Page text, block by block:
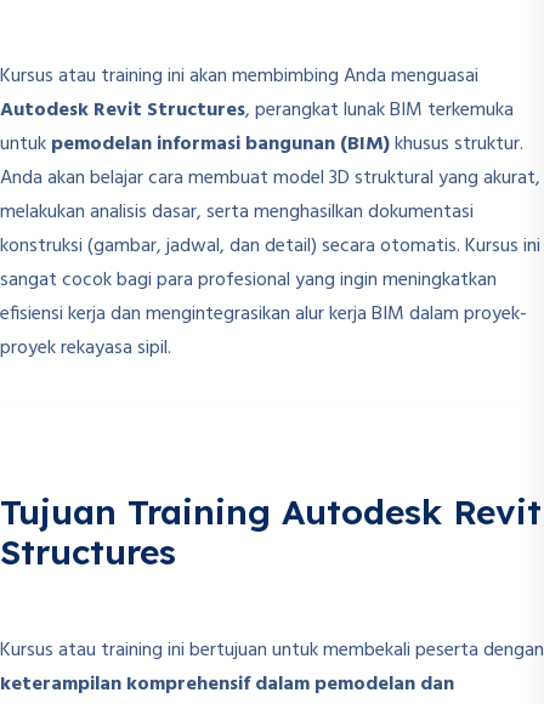
Kursus atau training ini akan membimbing Anda menguasai
Autodesk Revit Structures, perangkat lunak BIM terkemuka
untukpemodelan informasi bangunan (BIM)khusus struktur.
Anda akan belajar cara membuat model 3D struktural yang akurat,
melakukan analisis dasar, serta menghasilkan dokumentasi
konstruksi (gambar, jadwal, dan detail) secara otomatis. Kursus ini
sangat cocok bagi para profesional yang ingin meningkatkan
efisiensi kerja dan mengintegrasikan alur kerja BIM dalam proyek-
proyek rekayasa sipil.
Tujuan Training Autodesk Revit
Structures
Kursus atau training ini bertujuan untuk membekali peserta dengan
keterampilan komprehensif dalam pemodelan dan